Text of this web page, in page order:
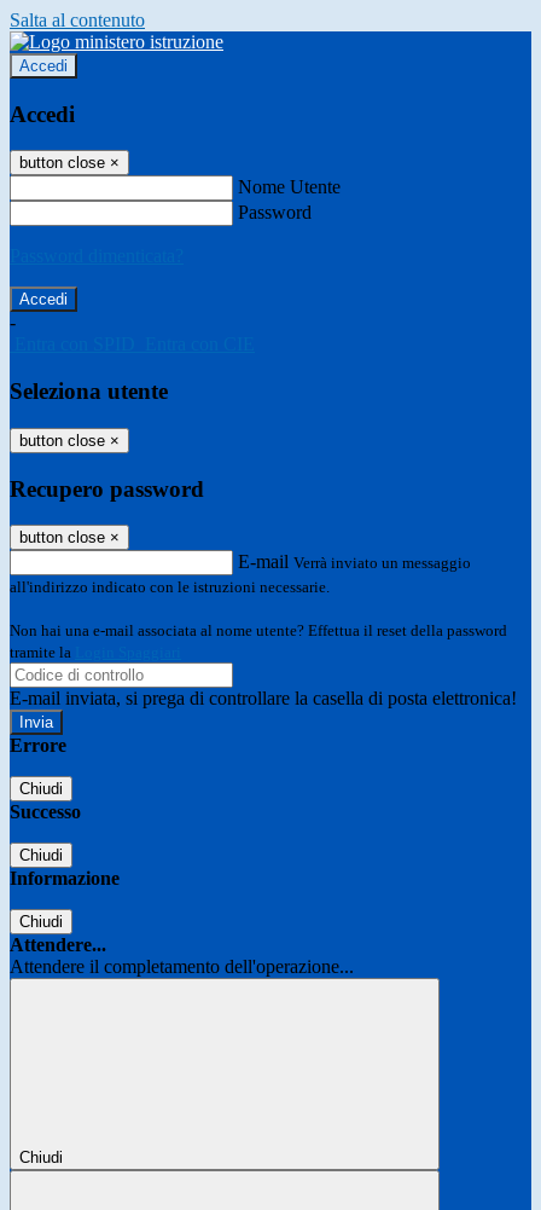
Salta al contenuto
Accedi
Accedi
button close ×
Nome Utente
Password
-
Seleziona utente
button close ×
Recupero password
button close ×
E-mail Verrà inviato un messaggio
all'indirizzo indicato con le istruzioni necessarie.
Non hai una e-mail associata al nome utente? Effettua il reset della password
tramite la
E-mail inviata, si prega di controllare la casella di posta elettronica!
Errore
Chiudi
Successo
Chiudi
Informazione
Chiudi
Attendere...
Attendere il completamento dell'operazione...
Chiudi